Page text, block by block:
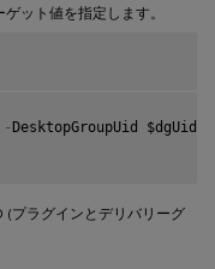
ット値を指定します。
-DesktopGroupUid $dgUid
(プラグインとデリバリーグ